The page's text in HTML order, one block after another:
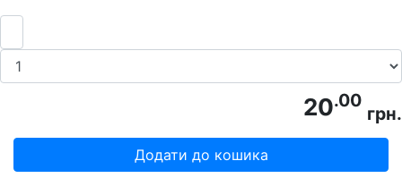
20.00
грн.
Додати до кошика